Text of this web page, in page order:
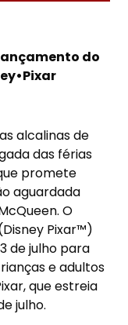
do
alcalinas de
das férias
promete
aguardada
O
Pixar™)
de julho para
e adultos
que estreia
julho.